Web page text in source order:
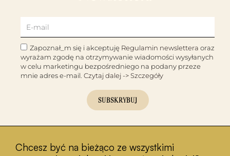
Zapoznał_m się i akceptuję Regulamin newslettera oraz
wyrażam zgodę na otrzymywanie wiadomości wysyłanych
w celu marketingu bezpośredniego na podany przeze
mnie adres e-mail. Czytaj dalej -> Szczegóły
SUBSKRYBUJ
Chcesz być na bieżąco ze wszystkimi